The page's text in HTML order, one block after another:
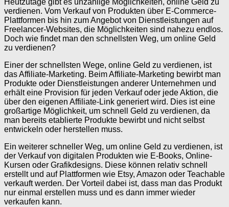
Heutzutage gibt es unzählige Möglichkeiten, online Geld zu
verdienen. Vom Verkauf von Produkten über E-Commerce-
Plattformen bis hin zum Angebot von Dienstleistungen auf
Freelancer-Websites, die Möglichkeiten sind nahezu endlos.
Doch wie findet man den schnellsten Weg, um online Geld
zu verdienen?
Einer der schnellsten Wege, online Geld zu verdienen, ist
das Affiliate-Marketing. Beim Affiliate-Marketing bewirbt man
Produkte oder Dienstleistungen anderer Unternehmen und
erhält eine Provision für jeden Verkauf oder jede Aktion, die
über den eigenen Affiliate-Link generiert wird. Dies ist eine
großartige Möglichkeit, um schnell Geld zu verdienen, da
man bereits etablierte Produkte bewirbt und nicht selbst
entwickeln oder herstellen muss.
Ein weiterer schneller Weg, um online Geld zu verdienen, ist
der Verkauf von digitalen Produkten wie E-Books, Online-
Kursen oder Grafikdesigns. Diese können relativ schnell
erstellt und auf Plattformen wie Etsy, Amazon oder Teachable
verkauft werden. Der Vorteil dabei ist, dass man das Produkt
nur einmal erstellen muss und es dann immer wieder
verkaufen kann.